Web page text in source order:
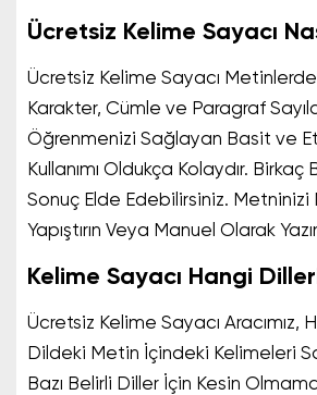
Ücretsiz Kelime Sayacı
Ücretsiz Kelime Sayacı
Karakter, Cümle ve Paragraf
Öğrenmenizi Sağlayan Basit ve
Kullanımı Oldukça Kolaydır. Birkaç
Sonuç Elde Edebilirsiniz. Metninizi
Yapıştırın Veya Manuel Olarak
Kelime Sayacı Hangi
Ücretsiz Kelime Sayacı Aracımız,
Dildeki Metin İçindeki Kelimeleri
Bazı Belirli Diller İçin Kesin